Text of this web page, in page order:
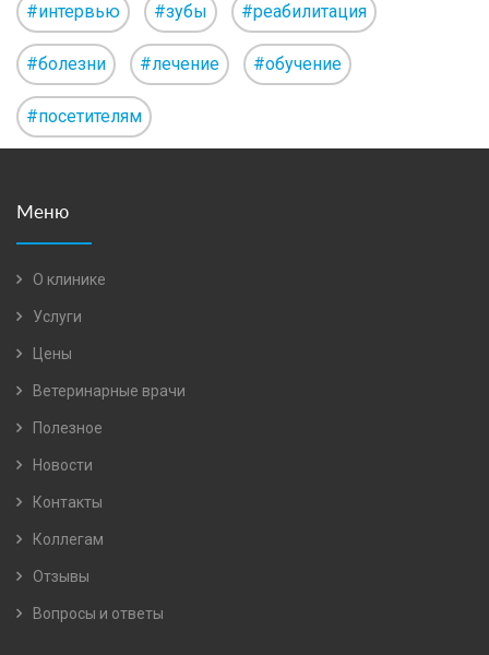
#интервью #зубы #реабилитация
#болезни #лечение #обучение
#посетителям
Меню
О клинике
Услуги
Цены
Ветеринарные врачи
Полезное
Новости
Контакты
Коллегам
Отзывы
Вопросы и ответы